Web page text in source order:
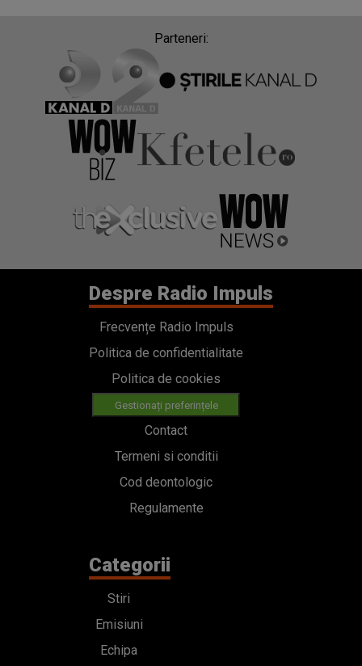
Parteneri:
Despre Radio Impuls
Frecvențe Radio Impuls
Politica de confidentialitate
Politica de cookies
Gestionați preferințele
Contact
Termeni si conditii
Cod deontologic
Regulamente
Categorii
Stiri
Emisiuni
Echipa